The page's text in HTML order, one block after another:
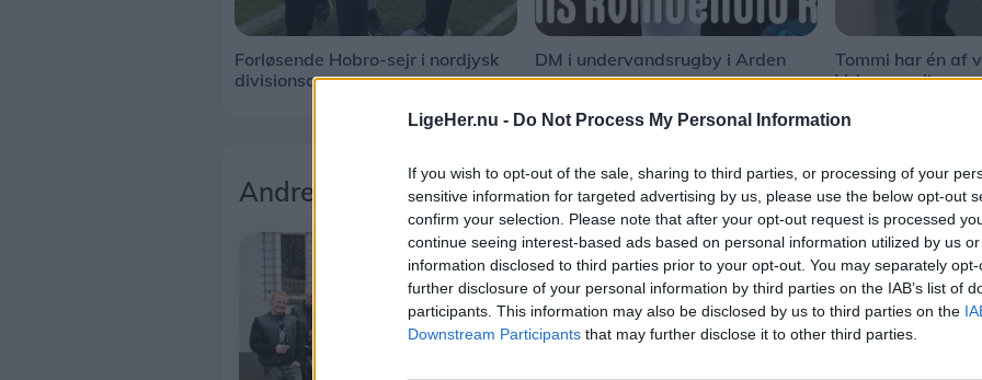
LigeHer.nu - Do Not Process My Personal Information
If you wish to opt-out of the sale, sharing to third parties, or processing of your
sensitive information for targeted advertising by us, please use the below opt-out
confirm your selection. Please note that after your opt-out request is processed
continue seeing interest-based ads based on personal information utilized by us
information disclosed to third parties prior to your opt-out. You may separately
further disclosure of your personal information by third parties on the IAB’s list of
participants. This information may also be disclosed by us to third parties on the
Downstream Participants that may further disclose it to other third parties.
Forløsende Hobro-sejr i nordjysk
divisionsopgør
DM i undervandsrugby i Arden
Tommi har én af
Volvo-samlinger
Andre læser også